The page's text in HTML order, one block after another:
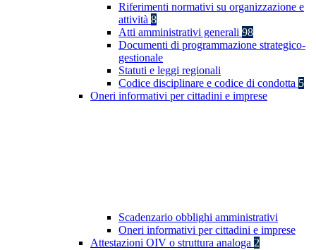
Riferimenti normativi su organizzazione e
attività 8
Atti amministrativi generali 98
Documenti di programmazione strategico-
gestionale
Statuti e leggi regionali
Codice disciplinare e codice di condotta 5
Oneri informativi per cittadini e imprese
Scadenzario obblighi amministrativi
Oneri informativi per cittadini e imprese
Attestazioni OIV o struttura analoga 2